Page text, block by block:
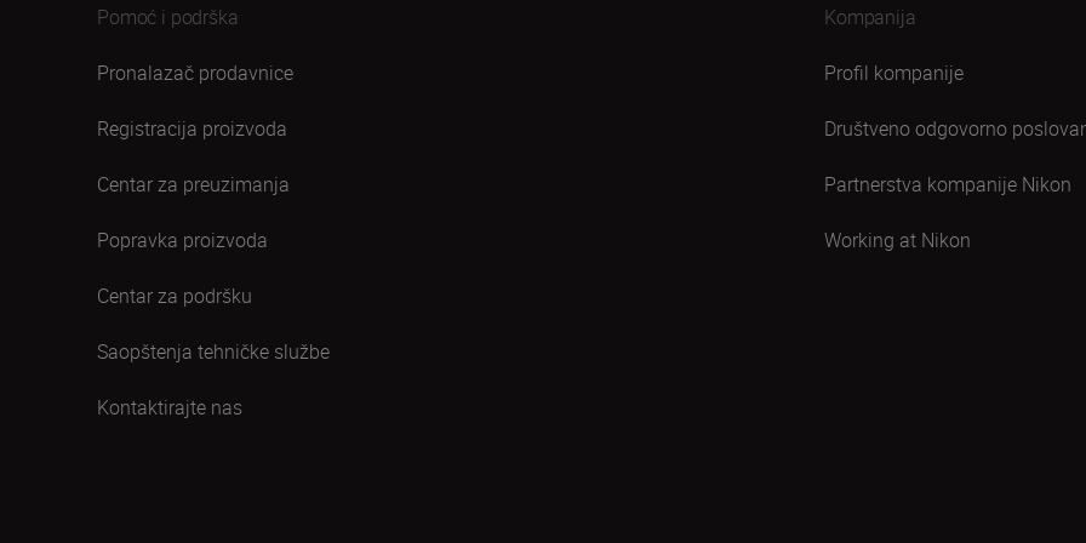
Pomoć i podrška
Pronalazač prodavnice
Registracija proizvoda
Centar za preuzimanja
Popravka proizvoda
Centar za podršku
Saopštenja tehničke službe
Kontaktirajte nas
Kompanija
Profil kompanije
Društveno odgovorno
Partnerstva kompanije Nikon
Working at Nikon